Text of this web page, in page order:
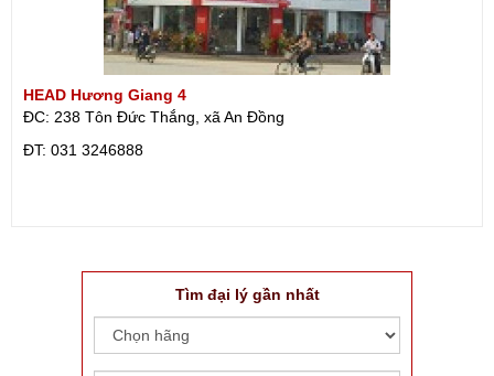
HEAD Hương Giang 4
ĐC: 238 Tôn Đức Thắng, xã An Đồng
ÐT: 031 3246888
Tìm đại lý gần nhất